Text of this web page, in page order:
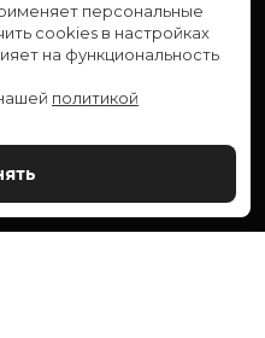
персональные
cookies в настройках
на функциональность
политикой